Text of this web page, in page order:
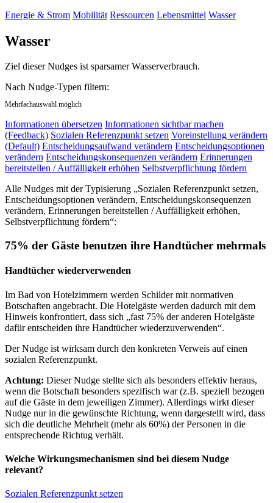
Energie & Strom Mobilität Ressourcen Lebensmittel Wasser
Wasser
Ziel dieser Nudges ist sparsamer Wasserverbrauch.
Nach Nudge-Typen filtern:
Mehrfachauswahl möglich
Informationen übersetzen Informationen sichtbar machen
(Feedback) Sozialen Referenzpunkt setzen Voreinstellung verändern
(Default) Entscheidungsaufwand verändern Entscheidungsoptionen
verändern Entscheidungskonsequenzen verändern Erinnerungen
bereitstellen / Auffälligkeit erhöhen Selbstverpflichtung fördern
Alle Nudges mit der Typisierung „Sozialen Referenzpunkt setzen,
Entscheidungsoptionen verändern, Entscheidungskonsequenzen
verändern, Erinnerungen bereitstellen / Auffälligkeit erhöhen,
Selbstverpflichtung fördern“:
75% der Gäste benutzen ihre Handtücher mehrmals
Handtücher wiederverwenden
Im Bad von Hotelzimmern werden Schilder mit normativen
Botschaften angebracht. Die Hotelgäste werden dadurch mit dem
Hinweis konfrontiert, dass sich „fast 75% der anderen Hotelgäste
dafür entscheiden ihre Handtücher wiederzuverwenden“.
Der Nudge ist wirksam durch den konkreten Verweis auf einen
sozialen Referenzpunkt.
Achtung: Dieser Nudge stellte sich als besonders effektiv heraus,
wenn die Botschaft besonders spezifisch war (z.B. speziell bezogen
auf die Gäste in dem jeweiligen Zimmer). Allerdings wirkt dieser
Nudge nur in die gewünschte Richtung, wenn dargestellt wird, dass
sich die deutliche Mehrheit (mehr als 60%) der Personen in die
entsprechende Richtug verhält.
Welche Wirkungsmechanismen sind bei diesem Nudge
relevant?
Sozialen Referenzpunkt setzen